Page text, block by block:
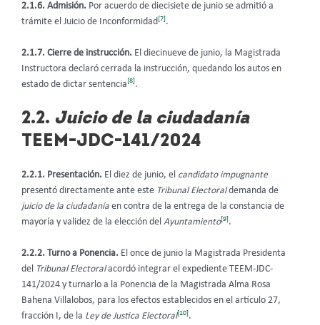
2.1.6. Admisión. Por acuerdo de diecisiete de junio se admitió a
trámite el Juicio de Inconformidad[7].
2.1.7. Cierre de instrucción. El diecinueve de junio, la Magistrada
Instructora declaró cerrada la instrucción, quedando los autos en
estado de dictar sentencia [8] .
2.2. Juicio de la ciudadanía
TEEM-JDC-141/2024
2.2.1. Presentación. El diez de junio, el candidato impugnante
presentó directamente ante este Tribunal Electoraldemanda de
juicio de la ciudadanía en contra de la entrega de la constancia de
mayoría y validez de la elección del Ayuntamiento[9] .
2.2.2. Turno a Ponencia. El once de junio la Magistrada Presidenta
del
Tribunal Electoralacordó integrar el expediente TEEM-JDC-
141/2024 y turnarlo a la Ponencia de la Magistrada Alma Rosa
Bahena Villalobos, para los efectos establecidos en el artículo 27,
fracción I, de la Ley de Justica Electoral[10].